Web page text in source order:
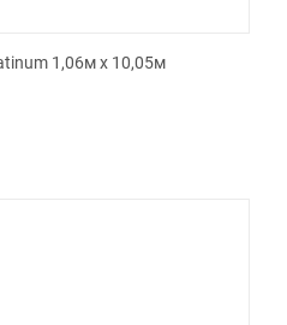
1,06м х 10,05м